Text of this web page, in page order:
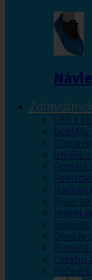
CBD z
Umělá
Domácí
Nádoby
Pytle
Hojení
Náplasti
Obvazy
Ostatní
Péče o